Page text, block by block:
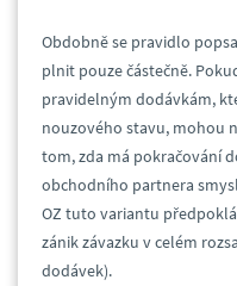
Obdobně se pravidlo
plnit pouze částečně.
pravidelným dodávkám,
nouzového stavu, mohou
tom, zda má pokračování
obchodního partnera
OZ tuto variantu
zánik závazku v celém
dodávek).